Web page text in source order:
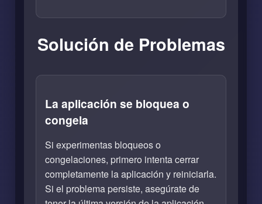
Solución de Problemas
La aplicación se bloquea o
congela
Si experimentas bloqueos o
congelaciones, primero intenta cerrar
completamente la aplicación y reiniciarla.
Si el problema persiste, asegúrate de